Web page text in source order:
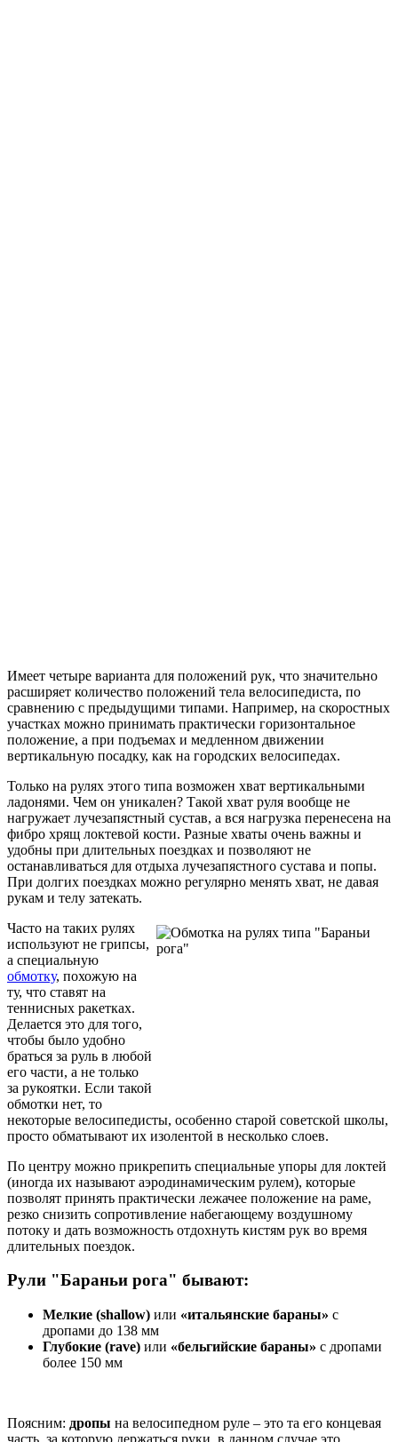
Имеет четыре варианта для положений рук, что значительно
расширяет количество положений тела велосипедиста, по
сравнению с предыдущими типами. Например, на скоростных
участках можно принимать практически горизонтальное
положение, а при подъемах и медленном движении
вертикальную посадку, как на городских велосипедах.
Только на рулях этого типа возможен хват вертикальными
ладонями. Чем он уникален? Такой хват руля вообще не
нагружает лучезапястный сустав, а вся нагрузка перенесена на
фибро хрящ локтевой кости. Разные хваты очень важны и
удобны при длительных поездках и позволяют не
останавливаться для отдыха лучезапястного сустава и попы.
При долгих поездках можно регулярно менять хват, не давая
рукам и телу затекать.
Часто на таких рулях
используют не грипсы,
а специальную
обмотку, похожую на
ту, что ставят на
теннисных ракетках.
Делается это для того,
чтобы было удобно
браться за руль в любой
его части, а не только
за рукоятки. Если такой
обмотки нет, то
некоторые велосипедисты, особенно старой советской школы,
просто обматывают их изолентой в несколько слоев.
По центру можно прикрепить специальные упоры для локтей
(иногда их называют аэродинамическим рулем), которые
позволят принять практически лежачее положение на раме,
резко снизить сопротивление набегающему воздушному
потоку и дать возможность отдохнуть кистям рук во время
длительных поездок.
Рули "Бараньи рога" бывают:
Мелкие (shallow) или «итальянские бараны» с
дропами до 138 мм
Глубокие (rave) или «бельгийские бараны» c дропами
более 150 мм
Поясним: дропы на велосипедном руле – это та его концевая